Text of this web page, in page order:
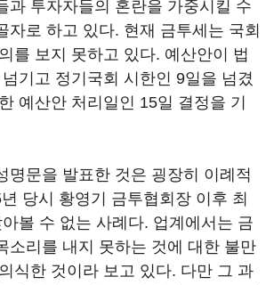
과 투자자들의 혼란을 가중시킬 수
자로 하고 있다. 현재 금투세는 국회
를 보지 못하고 있다. 예산안이 법
기고 정기국회 시한인 9일을 넘겼
예산안 처리일인 15일 결정을 기
명문을 발표한 것은 굉장히 이례적
당시 황영기 금투협회장 이후 최
볼 수 없는 사례다. 업계에서는 금
소리를 내지 못하는 것에 대한 불만
식한 것이라 보고 있다. 다만 그 과